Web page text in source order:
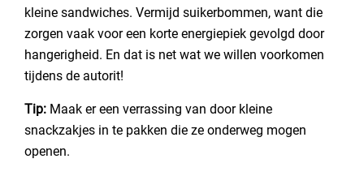
kleine sandwiches. Vermijd suikerbommen, want die
zorgen vaak voor een korte energiepiek gevolgd door
hangerigheid. En dat is net wat we willen voorkomen
tijdens de autorit!
Tip: Maak er een verrassing van door kleine
snackzakjes in te pakken die ze onderweg mogen
openen.